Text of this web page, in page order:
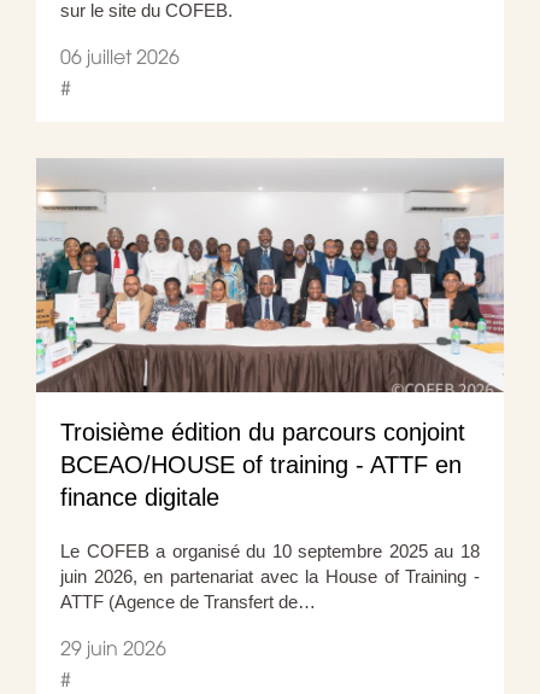
sur le site du COFEB.
06 juillet 2026
#
Troisième édition du parcours conjoint
BCEAO/HOUSE of training - ATTF en
finance digitale
Le COFEB a organisé du 10 septembre 2025 au 18
juin 2026, en partenariat avec la House of Training -
ATTF (Agence de Transfert de…
29 juin 2026
#